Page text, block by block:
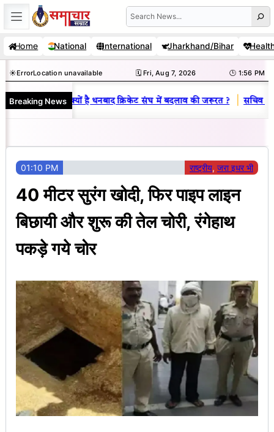
Skip
to
content
Search
Home National International Jharkhand/Bihar
☀️ErrorLocation unavailable 🗓️ Fri, Aug 7, 2026 🕒 1:56 PM
Breaking News
राज : जानें क्यों है धनबाद क्रिकेट संघ में बदलाव की जरूरत ? | सचिव शैलेंद्र
01:10 PM राष्ट्रीय, जरा इधर भी
40 मीटर सुरंग खोदी, फिर पाइप लाइन
बिछायी और शुरू की तेल चोरी, रंगेहाथ
पकड़े गये चोर